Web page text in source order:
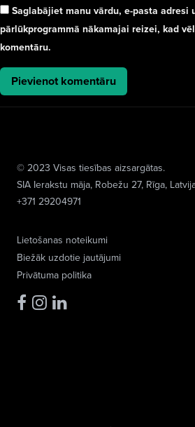
Saglabājiet manu vārdu, e-pasta adresi
pārlūkprogrammā nākamajai reizei, kad
komentāru.
Lietošanas noteikumi
Biežāk uzdotie jautājumi
Privātuma politika
© 2023 Visas tiesības aizsargātas.
SIA Ierakstu māja, Robežu 27, Rīga,
+371 29204971